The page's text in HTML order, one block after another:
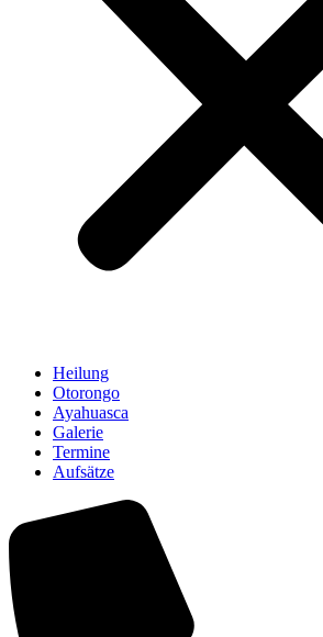
Heilung
Otorongo
Ayahuasca
Galerie
Termine
Aufsätze